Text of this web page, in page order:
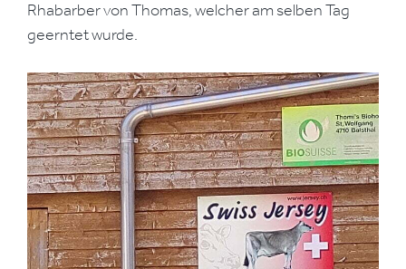
Rhabarber von Thomas, welcher am selben Tag
geerntet wurde.